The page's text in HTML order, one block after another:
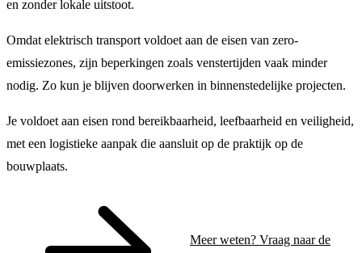
en zonder lokale uitstoot.
Omdat elektrisch transport voldoet aan de eisen van zero-
emissiezones, zijn beperkingen zoals venstertijden vaak minder
nodig. Zo kun je blijven doorwerken in binnenstedelijke projecten.
Je voldoet aan eisen rond bereikbaarheid, leefbaarheid en veiligheid,
met een logistieke aanpak die aansluit op de praktijk op de
bouwplaats.
Meer weten? Vraag naar de